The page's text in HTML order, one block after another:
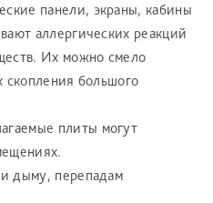
панели, экраны, кабины
аллергических реакций
Их можно смело
скопления большого
плиты могут
и дыму, перепадам